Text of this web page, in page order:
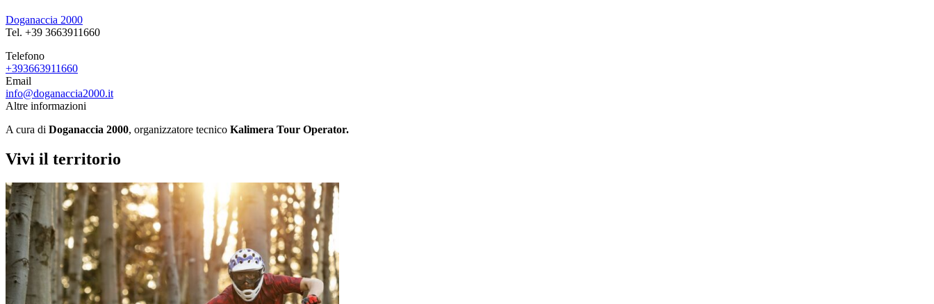
Doganaccia 2000
Tel. +39 3663911660
Telefono
+393663911660
Email
info@doganaccia2000.it
Altre informazioni
A cura di Doganaccia 2000, organizzatore tecnico Kalimera Tour Operator.
Vivi il territorio